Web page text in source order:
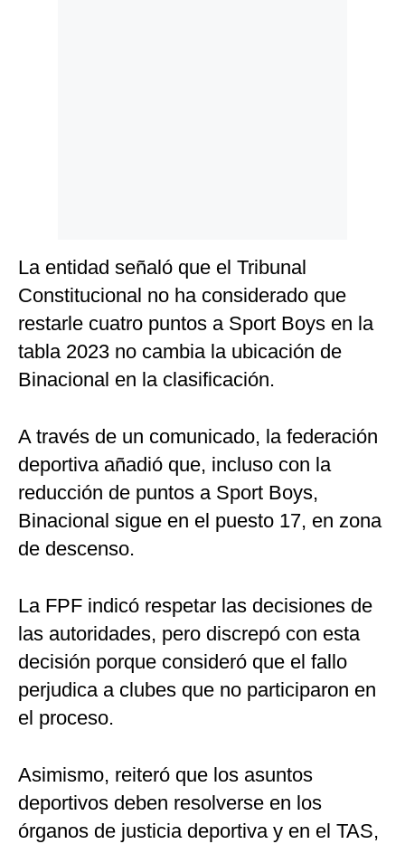
La entidad señaló que el Tribunal
Constitucional no ha considerado que
restarle cuatro puntos a Sport Boys en la
tabla 2023 no cambia la ubicación de
Binacional en la clasificación.
A través de un comunicado, la federación
deportiva añadió que, incluso con la
reducción de puntos a Sport Boys,
Binacional sigue en el puesto 17, en zona
de descenso.
La FPF indicó respetar las decisiones de
las autoridades, pero discrepó con esta
decisión porque consideró que el fallo
perjudica a clubes que no participaron en
el proceso.
Asimismo, reiteró que los asuntos
deportivos deben resolverse en los
órganos de justicia deportiva y en el TAS,